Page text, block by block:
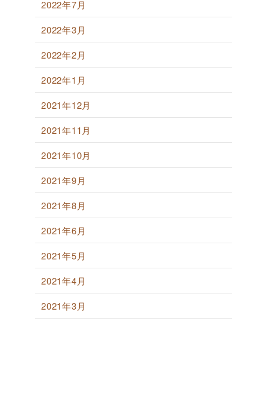
2022年7月
2022年3月
2022年2月
2022年1月
2021年12月
2021年11月
2021年10月
2021年9月
2021年8月
2021年6月
2021年5月
2021年4月
2021年3月